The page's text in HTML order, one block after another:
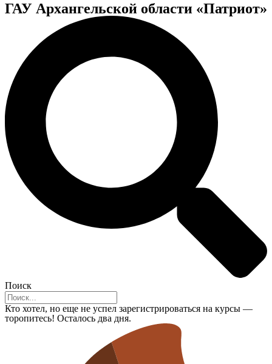
ГАУ Архангельской области «Патриот»
Поиск
Кто хотел, но еще не успел зарегистрироваться на курсы —
торопитесь! Осталось два дня.